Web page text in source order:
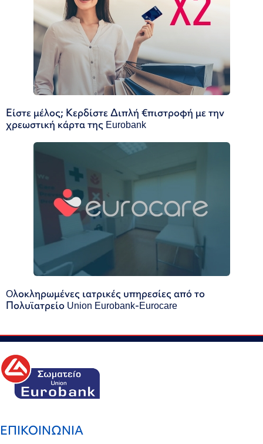
Είστε μέλος; Κερδίστε Διπλή €πιστροφή με την
χρεωστική κάρτα της Eurobank
Oλοκληρωμένες ιατρικές υπηρεσίες από το
Πολυϊατρείο Union Eurobank-Eurocare
ΕΠΙΚΟΙΝΩΝΙΑ